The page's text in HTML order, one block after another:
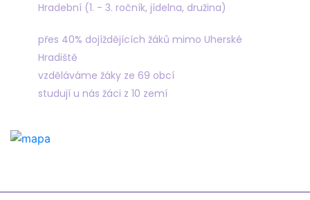
Hradební (1. - 3. ročník, jídelna, družina)
přes 40% dojíždějících žáků mimo Uherské
Hradiště
vzděláváme žáky ze 69 obcí
studují u nás žáci z 10 zemí